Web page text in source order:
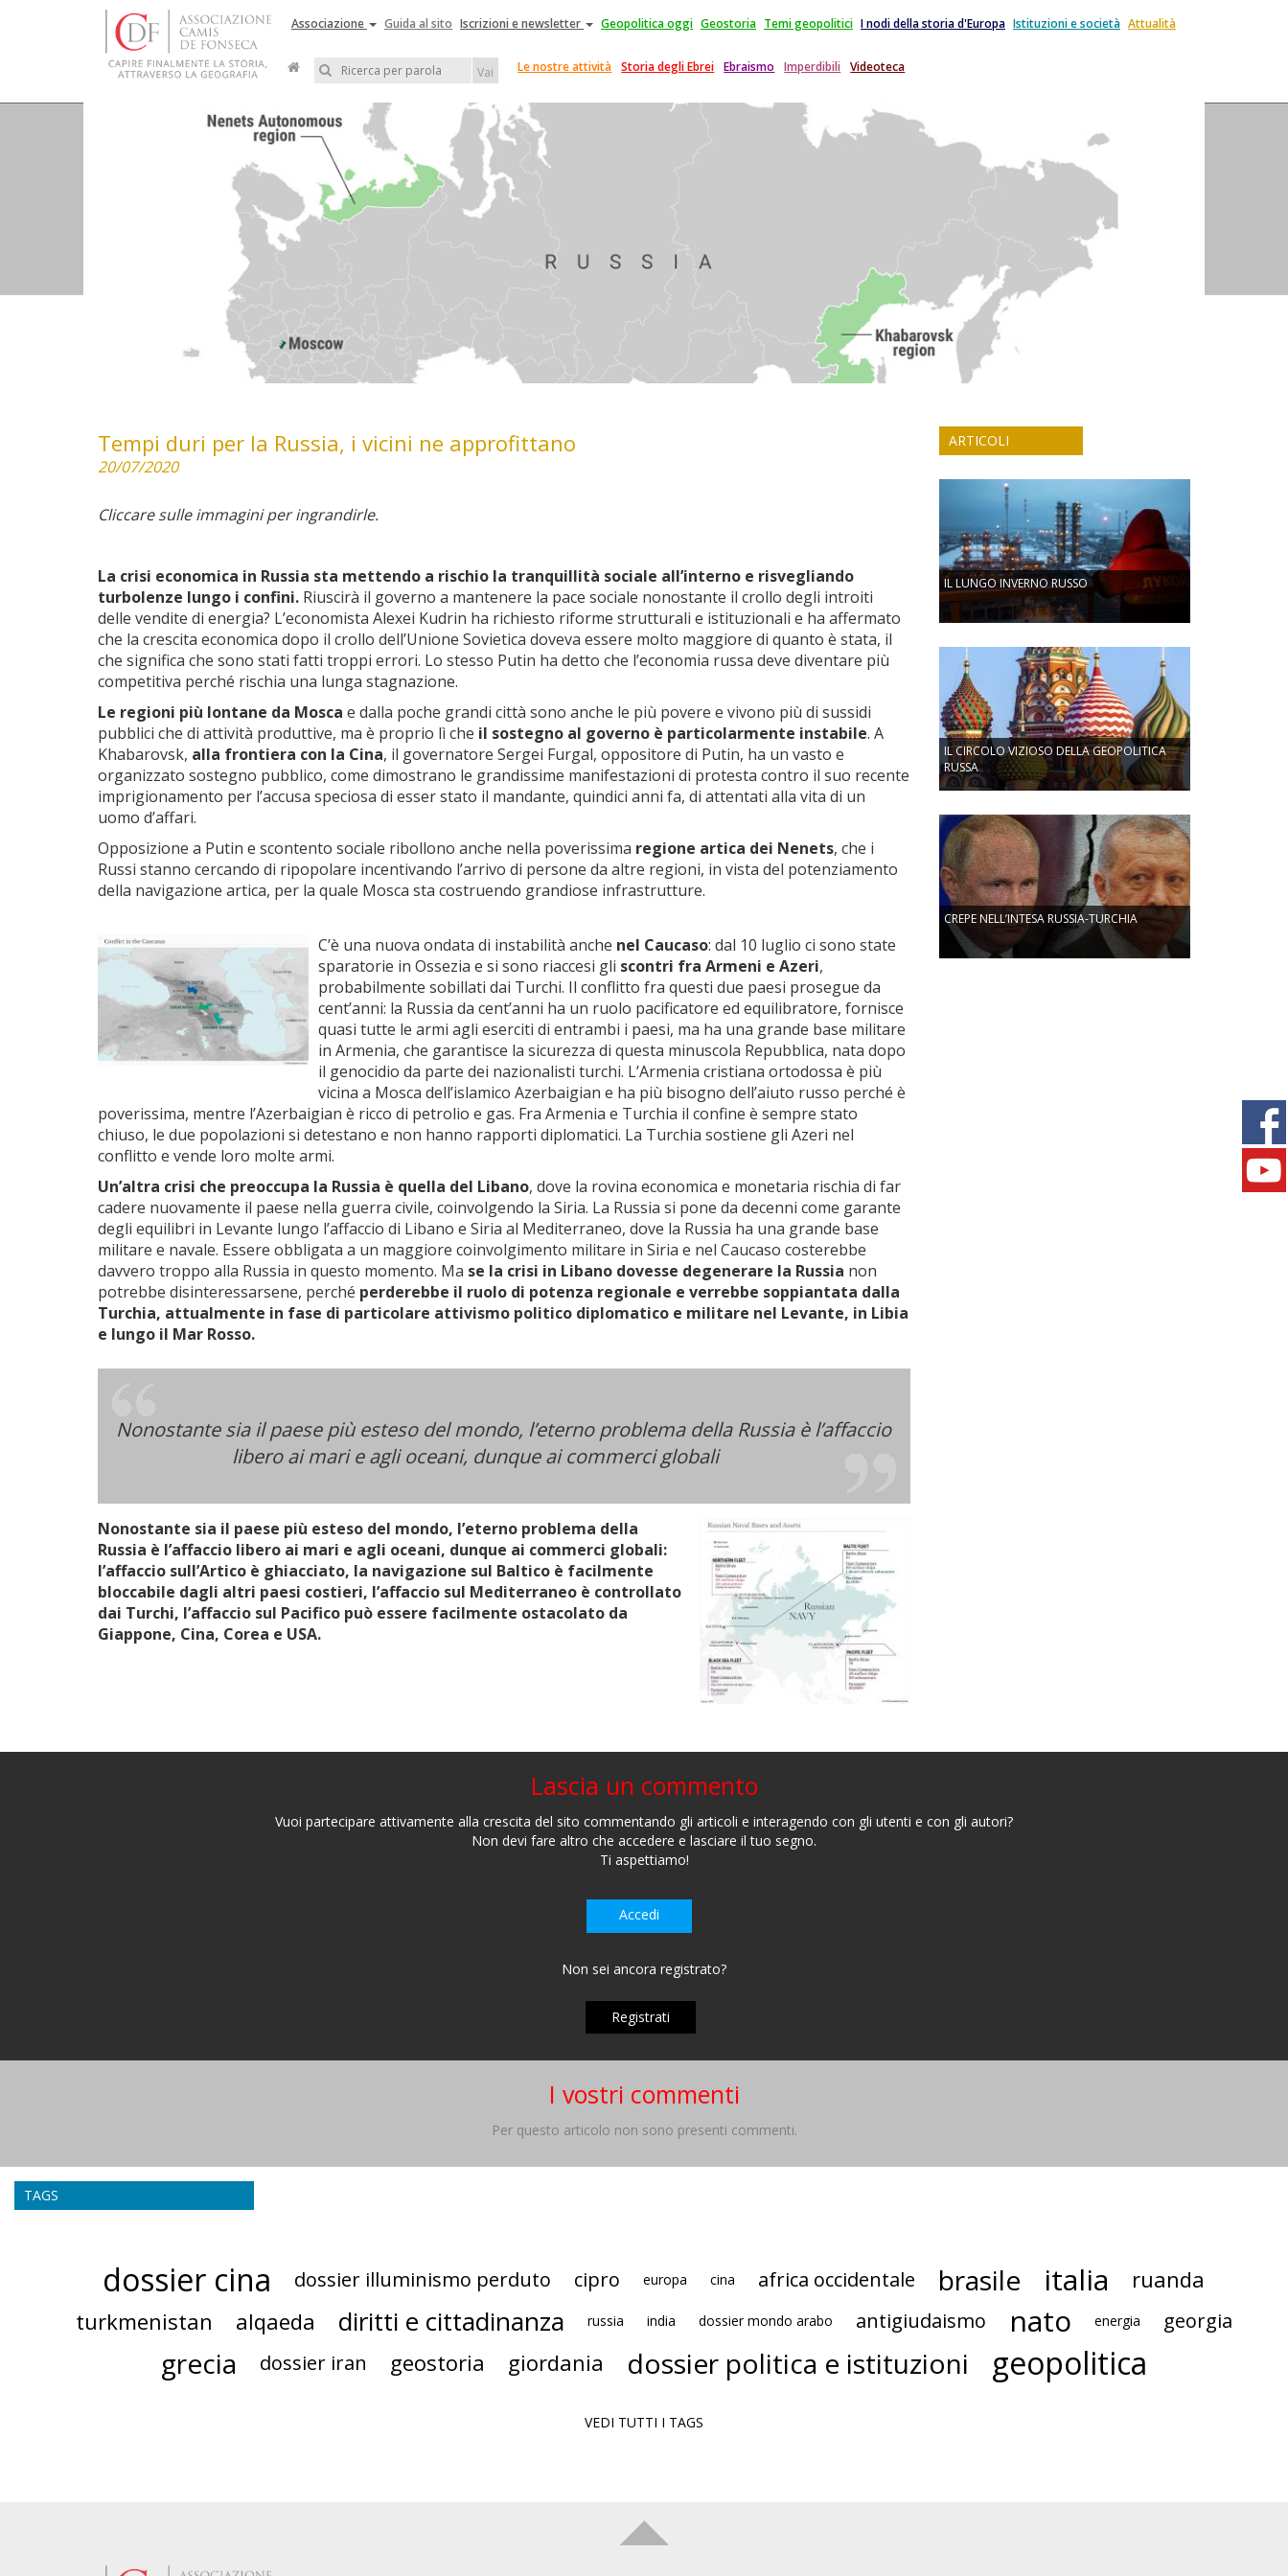
Associazione Guida al sito Iscrizioni e newsletter Geopolitica oggi Geostoria Temi geopolitici I nodi della storia d'Europa Istituzioni e società Attualità
Vai Le nostre attività Storia degli Ebrei Ebraismo Imperdibili Videoteca
Tempi duri per la Russia, i vicini ne approfittano
20/07/2020
Cliccare sulle immagini per ingrandirle.
La crisi economica in Russia sta mettendo a rischio la tranquillità sociale all’interno e risvegliando
turbolenze lungo i confini. Riuscirà il governo a mantenere la pace sociale nonostante il crollo degli introiti
delle vendite di energia? L’economista Alexei Kudrin ha richiesto riforme strutturali e istituzionali e ha affermato
che la crescita economica dopo il crollo dell’Unione Sovietica doveva essere molto maggiore di quanto è stata, il
che significa che sono stati fatti troppi errori. Lo stesso Putin ha detto che l’economia russa deve diventare più
competitiva perché rischia una lunga stagnazione.
Le regioni più lontane da Mosca e dalla poche grandi città sono anche le più povere e vivono più di sussidi
pubblici che di attività produttive, ma è proprio lì che il sostegno al governo è particolarmente instabile. A
Khabarovsk, alla frontiera con la Cina, il governatore Sergei Furgal, oppositore di Putin, ha un vasto e
organizzato sostegno pubblico, come dimostrano le grandissime manifestazioni di protesta contro il suo recente
imprigionamento per l’accusa speciosa di esser stato il mandante, quindici anni fa, di attentati alla vita di un
uomo d’affari.
Opposizione a Putin e scontento sociale ribollono anche nella poverissima regione artica dei Nenets, che i
Russi stanno cercando di ripopolare incentivando l’arrivo di persone da altre regioni, in vista del potenziamento
della navigazione artica, per la quale Mosca sta costruendo grandiose infrastrutture.
C’è una nuova ondata di instabilità anche nel Caucaso: dal 10 luglio ci sono state
sparatorie in Ossezia e si sono riaccesi gli scontri fra Armeni e Azeri,
probabilmente sobillati dai Turchi. Il conflitto fra questi due paesi prosegue da
cent’anni: la Russia da cent’anni ha un ruolo pacificatore ed equilibratore, fornisce
quasi tutte le armi agli eserciti di entrambi i paesi, ma ha una grande base militare
in Armenia, che garantisce la sicurezza di questa minuscola Repubblica, nata dopo
il genocidio da parte dei nazionalisti turchi. L’Armenia cristiana ortodossa è più
vicina a Mosca dell’islamico Azerbaigian e ha più bisogno dell’aiuto russo perché è
poverissima, mentre l’Azerbaigian è ricco di petrolio e gas. Fra Armenia e Turchia il confine è sempre stato
chiuso, le due popolazioni si detestano e non hanno rapporti diplomatici. La Turchia sostiene gli Azeri nel
conflitto e vende loro molte armi.
Un’altra crisi che preoccupa la Russia è quella del Libano, dove la rovina economica e monetaria rischia di far
cadere nuovamente il paese nella guerra civile, coinvolgendo la Siria. La Russia si pone da decenni come garante
degli equilibri in Levante lungo l’affaccio di Libano e Siria al Mediterraneo, dove la Russia ha una grande base
militare e navale. Essere obbligata a un maggiore coinvolgimento militare in Siria e nel Caucaso costerebbe
davvero troppo alla Russia in questo momento. Ma se la crisi in Libano dovesse degenerare la Russia non
potrebbe disinteressarsene, perché perderebbe il ruolo di potenza regionale e verrebbe soppiantata dalla
Turchia, attualmente in fase di particolare attivismo politico diplomatico e militare nel Levante, in Libia
e lungo il Mar Rosso.
Nonostante sia il paese più esteso del mondo, l’eterno problema della Russia è l’affaccio
libero ai mari e agli oceani, dunque ai commerci globali
Nonostante sia il paese più esteso del mondo, l’eterno problema della
Russia è l’affaccio libero ai mari e agli oceani, dunque ai commerci globali:
l’affaccio sull’Artico è ghiacciato, la navigazione sul Baltico è facilmente
bloccabile dagli altri paesi costieri, l’affaccio sul Mediterraneo è controllato
dai Turchi, l’affaccio sul Pacifico può essere facilmente ostacolato da
Giappone, Cina, Corea e USA.
ARTICOLI
IL LUNGO INVERNO RUSSO
IL CIRCOLO VIZIOSO DELLA GEOPOLITICA
RUSSA
CREPE NELL’INTESA RUSSIA-TURCHIA
Lascia un commento
Vuoi partecipare attivamente alla crescita del sito commentando gli articoli e interagendo con gli utenti e con gli autori?
Non devi fare altro che accedere e lasciare il tuo segno.
Ti aspettiamo!
Accedi
Non sei ancora registrato?
Registrati
I vostri commenti
Per questo articolo non sono presenti commenti.
TAGS
dossier cina dossier illuminismo perduto cipro europa cina africa occidentale brasile italia
ruanda
turkmenistan
alqaeda diritti e cittadinanza russia india dossier mondo arabo antigiudaismo nato energia georgia
grecia dossier iran geostoria giordania dossier politica e istituzioni geopolitica
VEDI TUTTI I TAGS